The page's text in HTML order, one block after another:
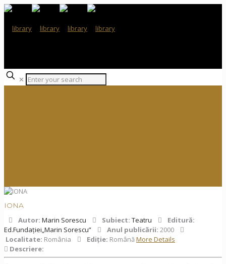
✕
IONA
Autor: Marin Sorescu Subiect: Teatru
Editură:
Ed.Fundației„Marin Sorescu”
Anul publicării: 2000
Localitate: România Ediţie: Română More Details
Descriere: